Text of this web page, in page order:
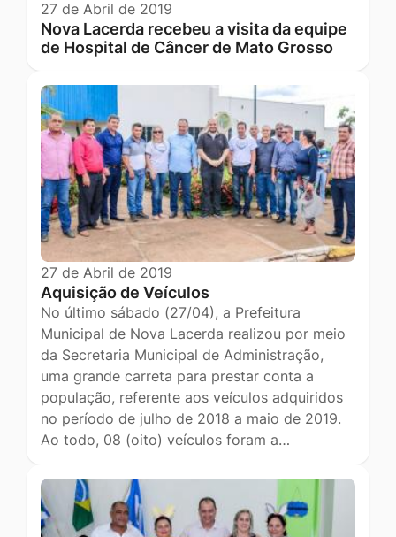
27 de Abril de 2019
Nova Lacerda recebeu a visita da equipe
de Hospital de Câncer de Mato Grosso
27 de Abril de 2019
Aquisição de Veículos
No último sábado (27/04), a Prefeitura
Municipal de Nova Lacerda realizou por meio
da Secretaria Municipal de Administração,
uma grande carreta para prestar conta a
população, referente aos veículos adquiridos
no período de julho de 2018 a maio de 2019.
Ao todo, 08 (oito) veículos foram a…